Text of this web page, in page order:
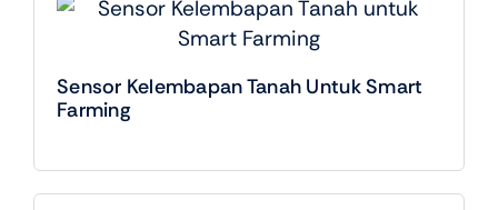
Sensor Kelembapan Tanah Untuk Smart
Farming